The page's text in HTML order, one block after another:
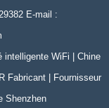
E-mail :
intelligente WiFi | Chine
Fabricant | Fournisseur
Shenzhen